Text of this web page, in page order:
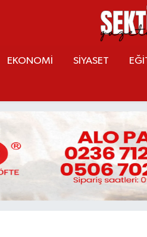
EKONOMİ SİYASET